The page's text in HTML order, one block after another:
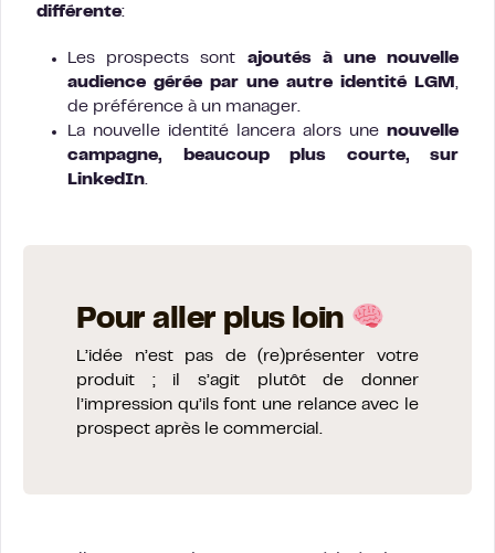
différente:
Les prospects sont ajoutés à une nouvelle
audience gérée par une autre identité LGM ,
de préférence à un manager.
La nouvelle identité lancera alors une nouvelle
campagne, beaucoup plus courte, sur
LinkedIn.
Pour aller plus loin
L’idée n’est pas de (re)présenter votre
produit ; il s’agit plutôt de donner
l’impression qu’ils font une relance avec le
prospect après le commercial.